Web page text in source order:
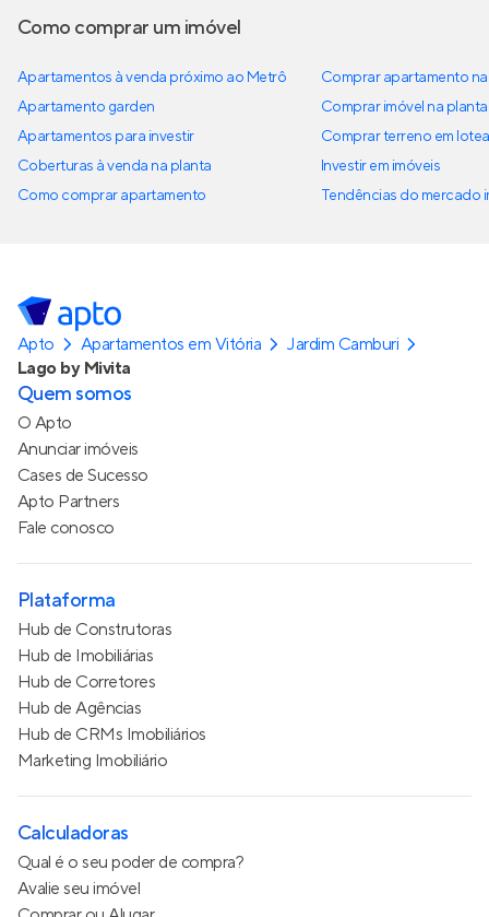
Como comprar um imóvel
Apartamentos à venda próximo ao Metrô
Apartamento garden
Apartamentos para investir
Coberturas à venda na planta
Como comprar apartamento
Comprar apartamento
Comprar imóvel na planta
Comprar terreno em
Investir em imóveis
Tendências do mercado
Apto Apartamentos em Vitória
Jardim Camburi
Lago by Mivita
Quem somos
O Apto
Anunciar imóveis
Cases de Sucesso
Apto Partners
Fale conosco
Plataforma
Hub de Construtoras
Hub de Imobiliárias
Hub de Corretores
Hub de Agências
Hub de CRMs Imobiliários
Marketing Imobiliário
Calculadoras
Qual é o seu poder de compra?
Avalie seu imóvel